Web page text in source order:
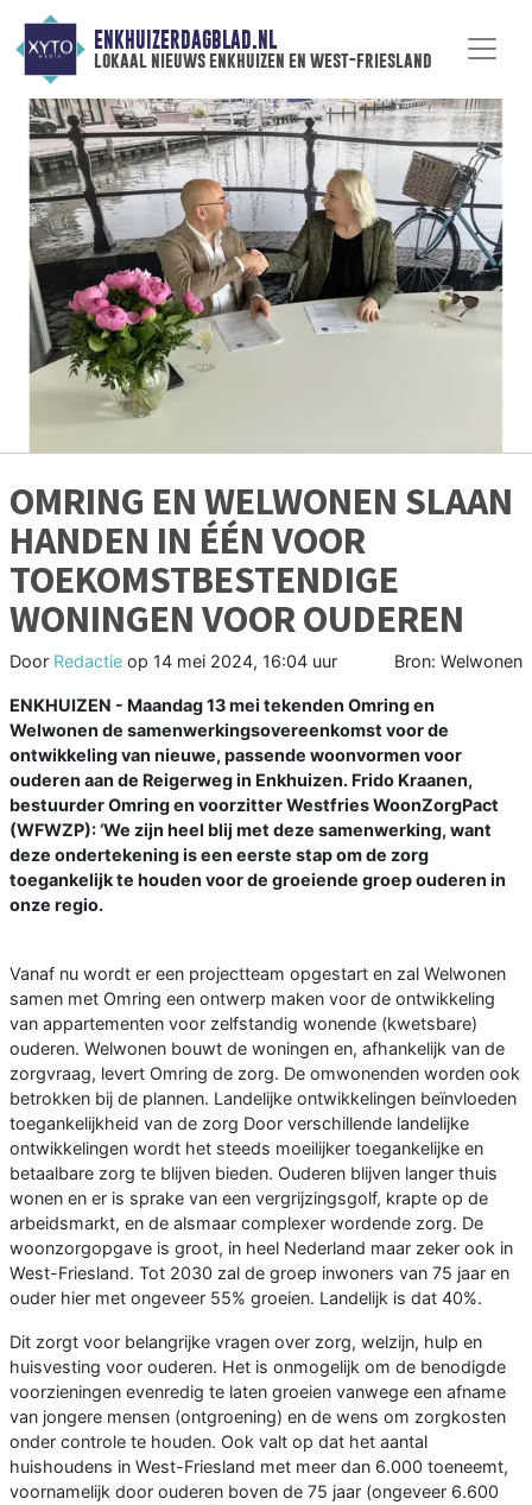
ENKHUIZERDAGBLAD.NL
lokaal nieuws enkhuizen en west-friesland
OMRING EN WELWONEN SLAAN
HANDEN IN ÉÉN VOOR
TOEKOMSTBESTENDIGE
WONINGEN VOOR OUDEREN
Door Redactie op 14 mei 2024, 16:04 uur Bron: Welwonen
ENKHUIZEN - Maandag 13 mei tekenden Omring en
Welwonen de samenwerkingsovereenkomst voor de
ontwikkeling van nieuwe, passende woonvormen voor
ouderen aan de Reigerweg in Enkhuizen. Frido Kraanen,
bestuurder Omring en voorzitter Westfries WoonZorgPact
(WFWZP): ‘We zijn heel blij met deze samenwerking, want
deze ondertekening is een eerste stap om de zorg
toegankelijk te houden voor de groeiende groep ouderen in
onze regio.
Vanaf nu wordt er een projectteam opgestart en zal Welwonen
samen met Omring een ontwerp maken voor de ontwikkeling
van appartementen voor zelfstandig wonende (kwetsbare)
ouderen. Welwonen bouwt de woningen en, afhankelijk van de
zorgvraag, levert Omring de zorg. De omwonenden worden ook
betrokken bij de plannen. Landelijke ontwikkelingen beïnvloeden
toegankelijkheid van de zorg Door verschillende landelijke
ontwikkelingen wordt het steeds moeilijker toegankelijke en
betaalbare zorg te blijven bieden. Ouderen blijven langer thuis
wonen en er is sprake van een vergrijzingsgolf, krapte op de
arbeidsmarkt, en de alsmaar complexer wordende zorg. De
woonzorgopgave is groot, in heel Nederland maar zeker ook in
West-Friesland. Tot 2030 zal de groep inwoners van 75 jaar en
ouder hier met ongeveer 55% groeien. Landelijk is dat 40%.
Dit zorgt voor belangrijke vragen over zorg, welzijn, hulp en
huisvesting voor ouderen. Het is onmogelijk om de benodigde
voorzieningen evenredig te laten groeien vanwege een afname
van jongere mensen (ontgroening) en de wens om zorgkosten
onder controle te houden. Ook valt op dat het aantal
huishoudens in West-Friesland met meer dan 6.000 toeneemt,
voornamelijk door ouderen boven de 75 jaar (ongeveer 6.600